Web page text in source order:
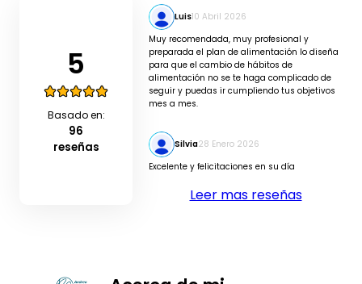
5
Basado en:
96
reseñas
Luis10 Abril 2026
Muy recomendada, muy profesional y
preparada el plan de alimentación lo diseña
para que el cambio de hábitos de
alimentación no se te haga complicado de
seguir y puedas ir cumpliendo tus objetivos
mes a mes.
Silvia28 Enero 2026
Excelente y felicitaciones en su día
Leer mas reseñas